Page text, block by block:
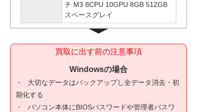
チ M3 8CPU 10GPU 8GB 512GB
スペースグレイ
買取に出す前の注意事項
Windowsの場合
大切なデータはバックアップし全データ消去・初
期化する
パソコン本体にBIOSパスワードや管理者パスワ